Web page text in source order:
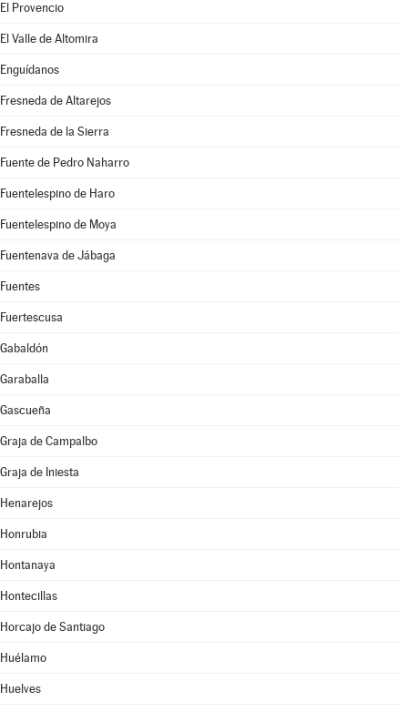
El Provencio
El Valle de Altomira
Enguídanos
Fresneda de Altarejos
Fresneda de la Sierra
Fuente de Pedro Naharro
Fuentelespino de Haro
Fuentelespino de Moya
Fuentenava de Jábaga
Fuentes
Fuertescusa
Gabaldón
Garaballa
Gascueña
Graja de Campalbo
Graja de Iniesta
Henarejos
Honrubia
Hontanaya
Hontecillas
Horcajo de Santiago
Huélamo
Huelves